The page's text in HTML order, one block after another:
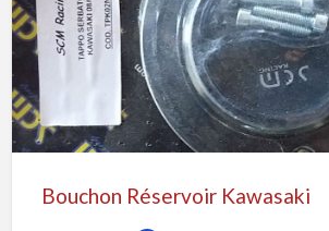
Bouchon Réservoir Kawasaki